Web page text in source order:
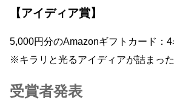
【アイディア賞】
5,000円分のAmazonギフトカード：4
※キラリと光るアイディアが詰まった
受賞者発表